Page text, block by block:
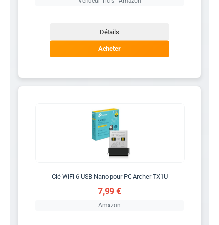
Détails
Acheter
Clé WiFi 6 USB Nano pour PC Archer TX1U
7,99 €
Amazon